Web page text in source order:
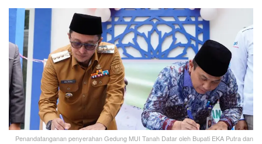
Penandatanganan penyerahan Gedung MUI Tanah Datar oleh Bupati EKA Putra dan